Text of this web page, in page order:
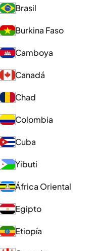
Brasil
Burkina Faso
Camboya
Canadá
Chad
Colombia
Cuba
Yibuti
África Oriental
Egipto
Etiopía